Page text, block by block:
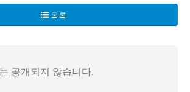
그녀의 여동생 한서연(15세)도 같은 운명
가 옆으로 휘는 현상에 그치지 않고, 전
목록
공개되지 않습니다.